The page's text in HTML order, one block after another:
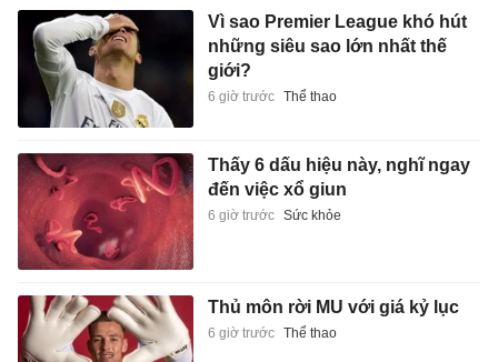
Vì sao Premier League khó hút
những siêu sao lớn nhất thế
giới?
6 giờ trước Thể thao
Thấy 6 dấu hiệu này, nghĩ ngay
đến việc xổ giun
6 giờ trước Sức khỏe
Thủ môn rời MU với giá kỷ lục
6 giờ trước Thể thao